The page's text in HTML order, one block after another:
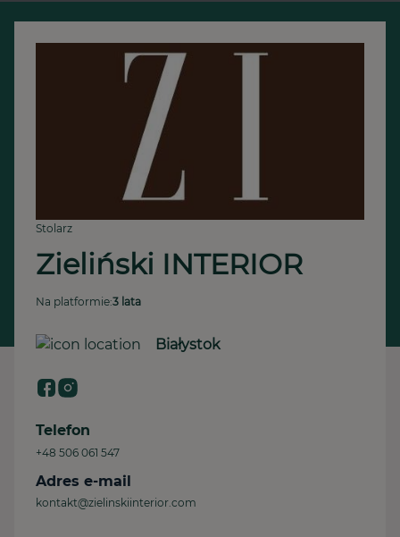
Stolarz
Zieliński INTERIOR
Na platformie:3 lata
Białystok
Telefon
+48 506 061 547
Adres e-mail
kontakt@zielinskiinterior.com